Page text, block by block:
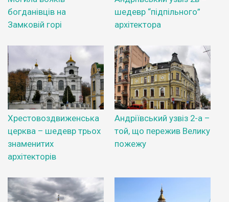
богданівців на
Замковій горі
шедевр “підпільного”
архітектора
Хрестовоздвиженська
церква – шедевр трьох
знаменитих
архітекторів
Андріївський узвіз 2-а –
той, що пережив Велику
пожежу